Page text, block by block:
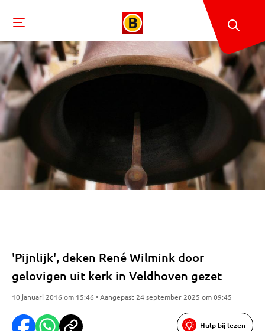
'Pijnlijk', deken René Wilmink door
gelovigen uit kerk in Veldhoven gezet
10 januari 2016 om 15:46 • Aangepast 24 september 2025 om 09:45
Hulp bij lezen